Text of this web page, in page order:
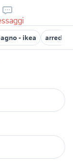
- ikea arredo